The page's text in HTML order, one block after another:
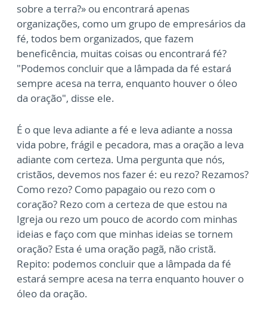
sobre a terra?» ou encontrará apenas
organizações, como um grupo de empresários da
fé, todos bem organizados, que fazem
beneficência, muitas coisas ou encontrará fé?
"Podemos concluir que a lâmpada da fé estará
sempre acesa na terra, enquanto houver o óleo
da oração", disse ele.
É o que leva adiante a fé e leva adiante a nossa
vida pobre, frágil e pecadora, mas a oração a leva
adiante com certeza. Uma pergunta que nós,
cristãos, devemos nos fazer é: eu rezo? Rezamos?
Como rezo? Como papagaio ou rezo com o
coração? Rezo com a certeza de que estou na
Igreja ou rezo um pouco de acordo com minhas
ideias e faço com que minhas ideias se tornem
oração? Esta é uma oração pagã, não cristã.
Repito: podemos concluir que a lâmpada da fé
estará sempre acesa na terra enquanto houver o
óleo da oração.